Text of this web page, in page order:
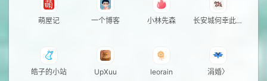
萌屋记 一个博客 小林先森
长安城何幸此相
皓子的小站 UpXuu leorain 涓婚〉